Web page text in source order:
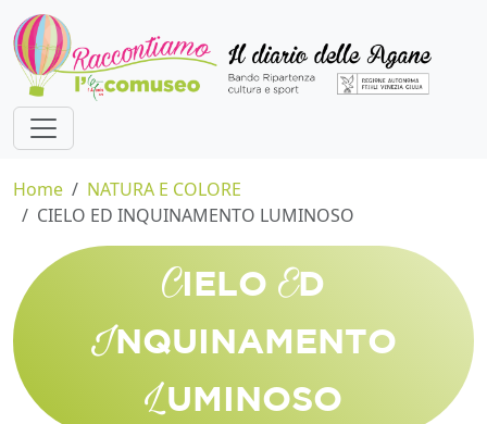
Home
NATURA E COLORE
CIELO ED INQUINAMENTO LUMINOSO
CIELO ED
I NQUINAMENTO
LUMINOSO